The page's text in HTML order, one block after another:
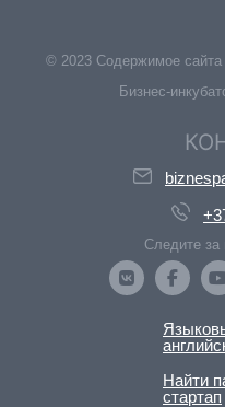
© 2023 Содержимое сайта
Бизнес-
Следите за
Найти
стартап